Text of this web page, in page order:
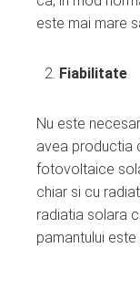
este mai mare
Fiabilitate
Nu este
avea productia
fotovoltaice
chiar si cu
radiatia solara
pamantului